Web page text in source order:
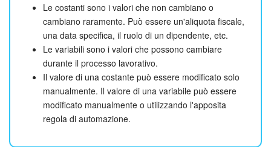
Le costanti sono i valori che non cambiano o
cambiano raramente. Può essere un'aliquota fiscale,
una data specifica, il ruolo di un dipendente, etc.
Le variabili sono i valori che possono cambiare
durante il processo lavorativo.
Il valore di una costante può essere modificato solo
manualmente. Il valore di una variabile può essere
modificato manualmente o utilizzando l'apposita
regola di automazione.